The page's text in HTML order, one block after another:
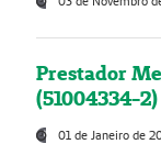
Prestador
(51004334-2)
01 de Janeiro de